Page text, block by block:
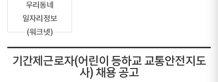
우리동네
일자리정보
(워크넷)
기간제근로자(어린이 등하교 교통안전지도
사) 채용 공고